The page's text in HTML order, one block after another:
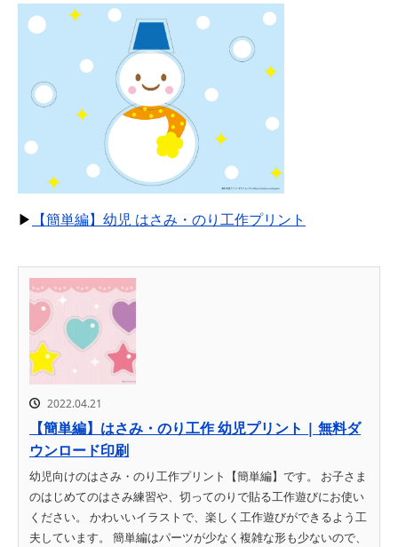
▶ 【簡単編】幼児 はさみ・のり工作プリント
2022.04.21
【簡単編】はさみ・のり工作 幼児プリント | 無料ダ
ウンロード印刷
幼児向けのはさみ・のり工作プリント【簡単編】です。 お子さま
のはじめてのはさみ練習や、切ってのりで貼る工作遊びにお使い
ください。 かわいいイラストで、楽しく工作遊びができるよう工
夫しています。 簡単編はパーツが少なく複雑な形も少ないので、